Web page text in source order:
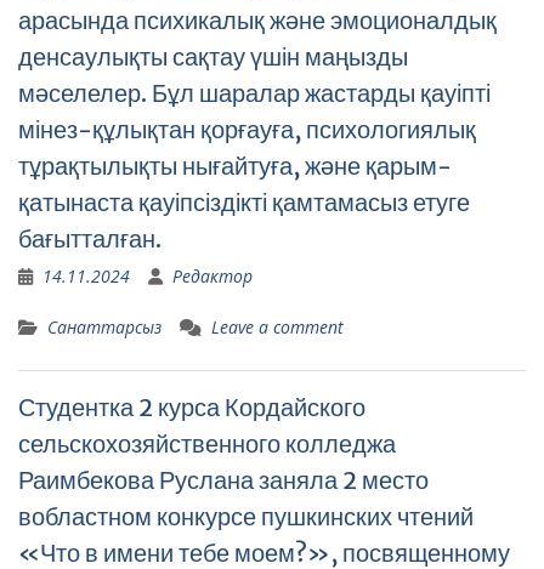
арасында психикалық және эмоционалдық
денсаулықты сақтау үшін маңызды
мәселелер. Бұл шаралар жастарды қауіпті
мінез-құлықтан қорғауға, психологиялық
тұрақтылықты нығайтуға, және қарым-
қатынаста қауіпсіздікті қамтамасыз етуге
бағытталған.
14.11.2024 Редактор
Санаттарсыз Leave a comment
Студентка 2 курса Кордайского
сельскохозяйственного колледжа
Раимбекова Руслана заняла 2 место
вобластном конкурсе пушкинских чтений
«Что в имени тебе моем?», посвященному